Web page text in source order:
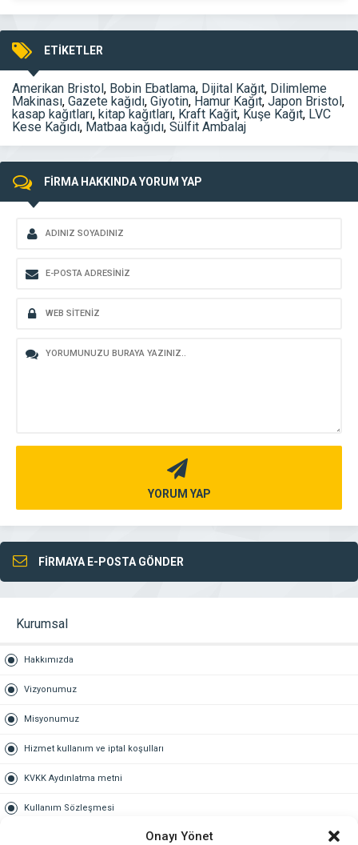
Onayı Yönet
ETİKETLER
Amerikan Bristol, Bobin Ebatlama, Dijital Kağıt, Dilimleme
Makinası, Gazete kağıdı, Giyotin, Hamur Kağıt, Japon Bristol,
kasap kağıtları, kitap kağıtları, Kraft Kağit, Kuşe Kağıt, LVC
Kese Kağıdı, Matbaa kağıdı, Sülfit Ambalaj
FİRMA HAKKINDA YORUM YAP
YORUM YAP
FİRMAYA E-POSTA GÖNDER
Kurumsal
Hakkımızda
Vizyonumuz
Misyonumuz
Hizmet kullanım ve iptal koşulları
KVKK Aydınlatma metni
Kullanım Sözleşmesi